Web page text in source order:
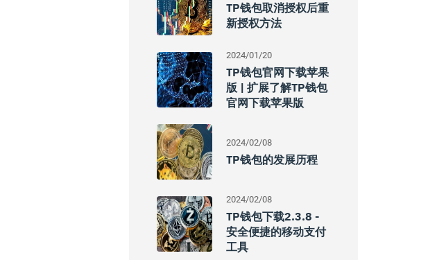
TP钱包取消授权后重
新授权方法
2024/01/20
TP钱包官网下载苹果
版 | 扩展了解TP钱包
官网下载苹果版
2024/02/08
TP钱包的发展历程
2024/02/08
TP钱包下载2.3.8 -
安全便捷的移动支付
工具